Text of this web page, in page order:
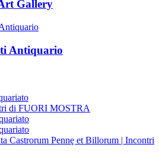
Gallery
Antiquario
di FUORI MOSTRA
Castrorum Pennę et Billorum | Incontri